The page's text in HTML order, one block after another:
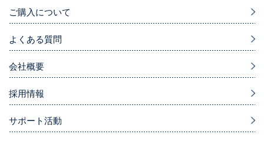
ご購入について
よくある質問
会社概要
採用情報
サポート活動